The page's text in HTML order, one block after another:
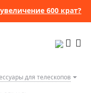
600 крат?
для телескопов